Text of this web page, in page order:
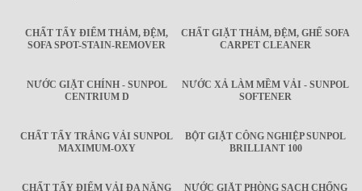
CHẤT TẨY ĐIỂM THẢM, ĐỆM,
SOFA SPOT-STAIN-REMOVER
CHẤT GIẶT THẢM, ĐỆM, GHẾ SOFA
CARPET CLEANER
NƯỚC GIẶT CHÍNH - SUNPOL
CENTRIUM D
NƯỚC XẢ LÀM MỀM VẢI - SUNPOL
SOFTENER
CHẤT TẨY TRẮNG VẢI SUNPOL
MAXIMUM-OXY
BỘT GIẶT CÔNG NGHIỆP SUNPOL
BRILLIANT 100
CHẤT TẨY ĐIỂM VẢI ĐA NĂNG
NƯỚC GIẶT PHÒNG SẠCH CHỐNG